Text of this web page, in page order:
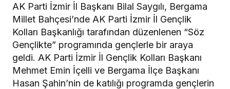
AK Parti İzmir İl Başkanı Bilal Saygılı, Bergama
Millet Bahçesi’nde AK Parti İzmir İl Gençlik
Kolları Başkanlığı tarafından düzenlenen “Söz
Gençlikte” programında gençlerle bir araya
geldi. AK Parti İzmir İl Gençlik Kolları Başkanı
Mehmet Emin İçelli ve Bergama İlçe Başkanı
Hasan Şahin’nin de katılığı programda gençlerin